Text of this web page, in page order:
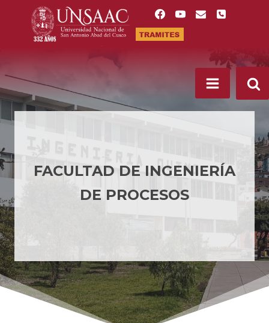
contenido
FACULTAD DE INGENIERÍA
DE PROCESOS